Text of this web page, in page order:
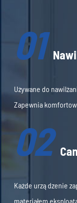
01
Używane do
Zapewnia
02
Każde urządzenie
materiałem